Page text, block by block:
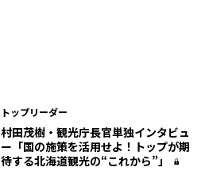
トップリーダー
村田茂樹・観光庁長官単独インタビュ
ー「国の施策を活用せよ！トップが期
待する北海道観光の“これから”」